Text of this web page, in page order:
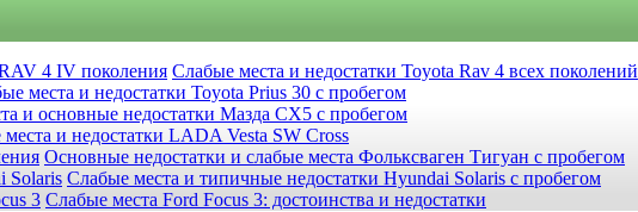
Слабые места и недостатки Toyota Rav 4 всех поколений
места и недостатки Toyota Prius 30 с пробегом
и основные недостатки Мазда СХ5 с пробегом
и недостатки LADA Vesta SW Cross
Основные недостатки и слабые места Фольксваген Тигуан с пробегом
Слабые места и типичные недостатки Hyundai Solaris с пробегом
Слабые места Ford Focus 3: достоинства и недостатки